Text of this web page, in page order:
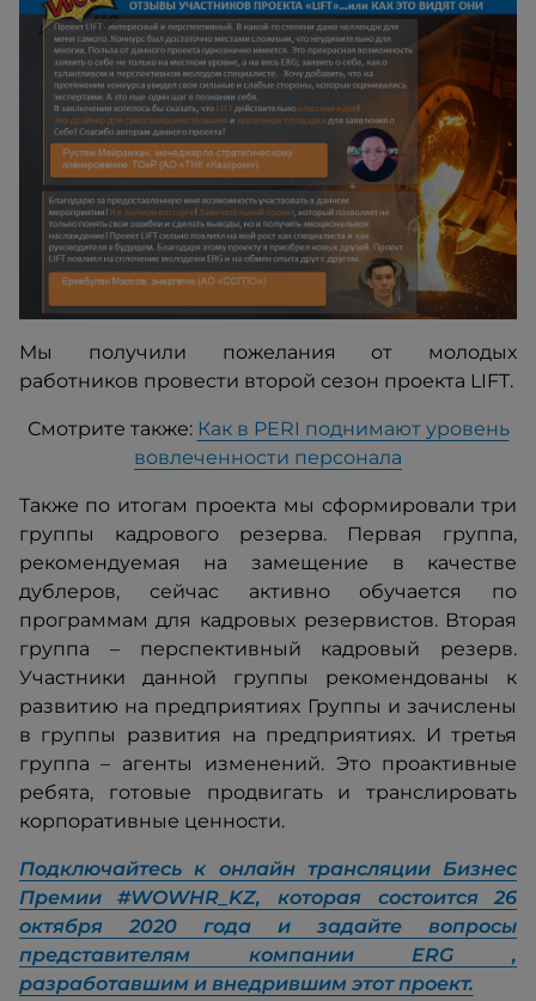
Мы получили пожелания от молодых
работников провести второй сезон проекта LIFT.
Смотрите также: Как в PERI поднимают уровень
вовлеченности персонала
Также по итогам проекта мы сформировали три
группы кадрового резерва. Первая группа,
рекомендуемая на замещение в качестве
дублеров, сейчас активно обучается по
программам для кадровых резервистов. Вторая
группа – перспективный кадровый резерв.
Участники данной группы рекомендованы к
развитию на предприятиях Группы и зачислены
в группы развития на предприятиях. И третья
группа – агенты изменений. Это проактивные
ребята, готовые продвигать и транслировать
корпоративные ценности.
Подключайтесь к онлайн трансляции Бизнес
Премии #WOWHR_KZ, которая состоится 26
октября 2020 года и задайте вопросы
представителям компании ERG,
разработавшим и внедрившим этот проект.